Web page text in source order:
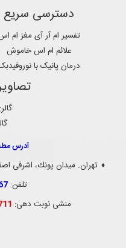
دسترسی سریع
تفسیر ام آر آی مغز ام
علائم ام اس خاموش
درمان پانیک با
آدرس
♦ تهران. ميدان پونك، اشرفی
تلفن:
منشی نوبت دهی: